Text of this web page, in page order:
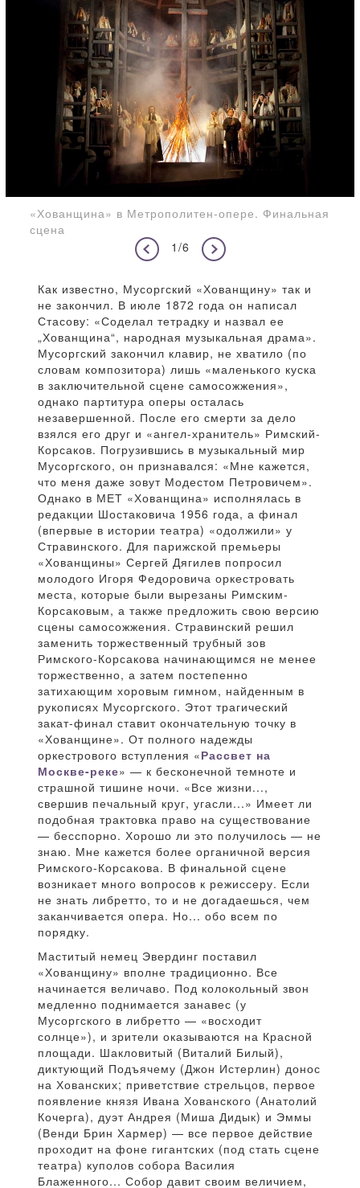
«Хованщина» в Метрополитен-опере. Финальная
сцена
1/6
Как известно, Мусоргский «Хованщину» так и
не закончил. В июле 1872 года он написал
Стасову: «Соделал тетрадку и назвал ее
„Хованщина“, народная музыкальная драма».
Мусоргский закончил клавир, не хватило (по
словам композитора) лишь «маленького куска
в заключительной сцене самосожжения»,
однако партитура оперы осталась
незавершенной. После его смерти за дело
взялся его друг и «ангел-хранитель» Римский-
Корсаков. Погрузившись в музыкальный мир
Мусоргского, он признавался: «Мне кажется,
что меня даже зовут Модестом Петровичем».
Однако в МЕТ «Хованщина» исполнялась в
редакции Шостаковича 1956 года, а финал
(впервые в истории театра) «одолжили» у
Стравинского. Для парижской премьеры
«Хованщины» Сергей Дягилев попросил
молодого Игоря Федоровича оркестровать
места, которые были вырезаны Римским-
Корсаковым, а также предложить свою версию
сцены самосожжения. Стравинский решил
заменить торжественный трубный зов
Римского-Корсакова начинающимся не менее
торжественно, а затем постепенно
затихающим хоровым гимном, найденным в
рукописях Мусоргского. Этот трагический
закат-финал ставит окончательную точку в
«Хованщине». От полного надежды
оркестрового вступления «Рассвет на
Москве-реке» — к бесконечной темноте и
страшной тишине ночи. «Все жизни...,
свершив печальный круг, угасли...» Имеет ли
подобная трактовка право на существование
— бесспорно. Хорошо ли это получилось — не
знаю. Мне кажется более органичной версия
Римского-Корсакова. В финальной сцене
возникает много вопросов к режиссеру. Если
не знать либретто, то и не догадаешься, чем
заканчивается опера. Но... обо всем по
порядку.
Маститый немец Эвердинг поставил
«Хованщину» вполне традиционно. Все
начинается величаво. Под колокольный звон
медленно поднимается занавес (у
Мусоргского в либретто — «восходит
солнце»), и зрители оказываются на Красной
площади. Шакловитый (Виталий Билый),
диктующий Подъячему (Джон Истерлин) донос
на Хованских; приветствие стрельцов, первое
появление князя Ивана Хованского (Анатолий
Кочерга), дуэт Андрея (Миша Дидык) и Эммы
(Венди Брин Хармер) — все первое действие
проходит на фоне гигантских (под стать сцене
театра) куполов собора Василия
Блаженного... Собор давит своим величием,